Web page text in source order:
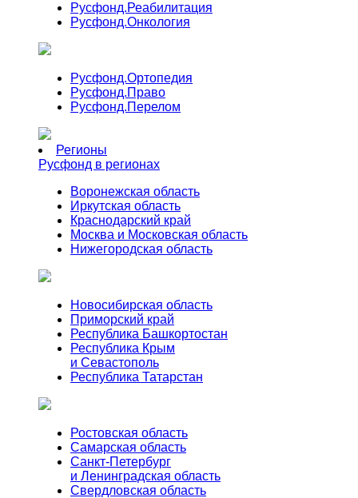
Русфонд.Реабилитация
Русфонд.Онкология
Русфонд.Ортопедия
Русфонд.Право
Русфонд.Перелом
Регионы
Русфонд в регионах
Воронежская область
Иркутская область
Краснодарский край
Москва и Московская область
Нижегородская область
Новосибирская область
Приморский край
Республика Башкортостан
Республика Крым
и Севастополь
Республика Татарстан
Ростовская область
Самарская область
Санкт-Петербург
и Ленинградская область
Свердловская область